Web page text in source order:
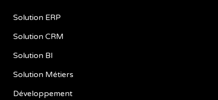
Solution ERP
Solution CRM
Solution BI
Solution Métiers
Développement